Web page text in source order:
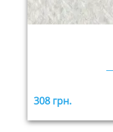
308 грн.